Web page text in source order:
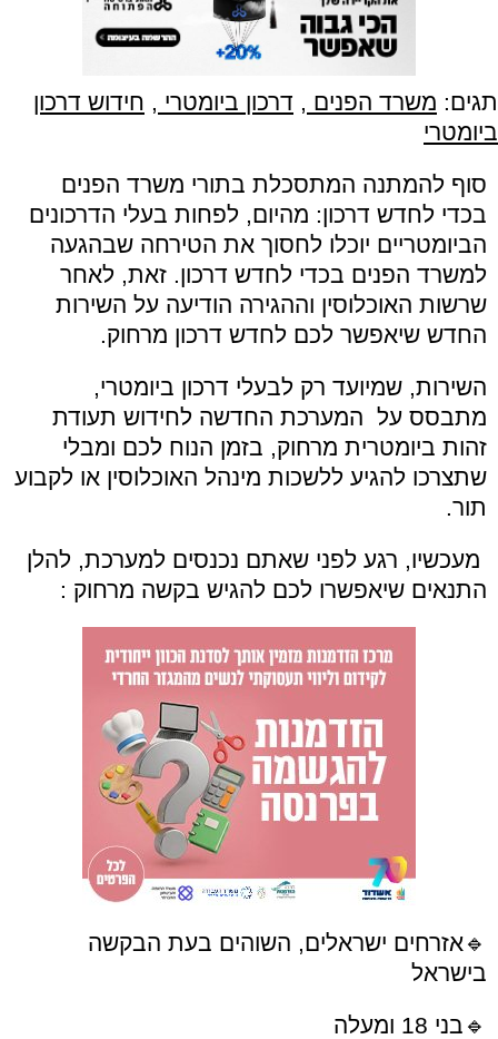
תגים: משרד הפנים , דרכון ביומטרי , חידוש דרכון
ביומטרי
סוף להמתנה המתסכלת בתורי משרד הפנים
בכדי לחדש דרכון: מהיום, לפחות בעלי הדרכונים
הביומטריים יוכלו לחסוך את הטירחה שבהגעה
למשרד הפנים בכדי לחדש דרכון. זאת, לאחר
שרשות האוכלוסין וההגירה הודיעה על השירות
החדש שיאפשר לכם לחדש דרכון מרחוק.
השירות, שמיועד רק לבעלי דרכון ביומטרי,
מתבסס על המערכת החדשה לחידוש תעודת
זהות ביומטרית מרחוק, בזמן הנוח לכם ומבלי
שתצרכו להגיע ללשכות מינהל האוכלוסין או לקבוע
תור.
מעכשיו, רגע לפני שאתם נכנסים למערכת, להלן
התנאים שיאפשרו לכם להגיש בקשה מרחוק :
🔹אזרחים ישראלים, השוהים בעת הבקשה
בישראל
🔹 בני 18 ומעלה